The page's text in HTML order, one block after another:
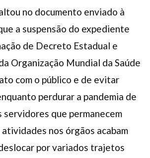
no documento enviado à
a suspensão do expediente
de Decreto Estadual e
Organização Mundial da Saúde
com o público e de evitar
perdurar a pandemia de
servidores que permanecem
nos órgãos acabam
por variados trajetos